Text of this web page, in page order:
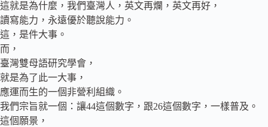
這就是為什麼，我們臺灣人，英文再爛，英文再好，
讀寫能力，永遠優於聽說能力。
這，是件大事。
而，
臺灣雙母語研究學會，
就是為了此一大事，
應運而生的一個非營利組織。
我們宗旨就一個：讓44這個數字，跟26這個數字，一樣普及。
這個願景，